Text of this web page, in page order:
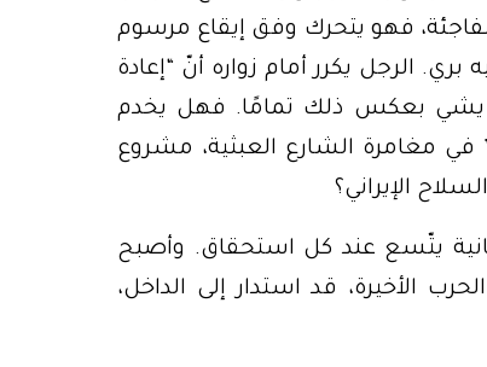
فهو يتحرك وفق إيقاع مرسوم
الرجل يكرر أمام زواره أنّ “إعادة
يشي بعكس ذلك تمامًا. فهل يخدم
مغامرة الشارع العبثية، مشروع
الإيراني؟
يتّسع عند كل استحقاق. وأصبح
الأخيرة، قد استدار إلى الداخل،